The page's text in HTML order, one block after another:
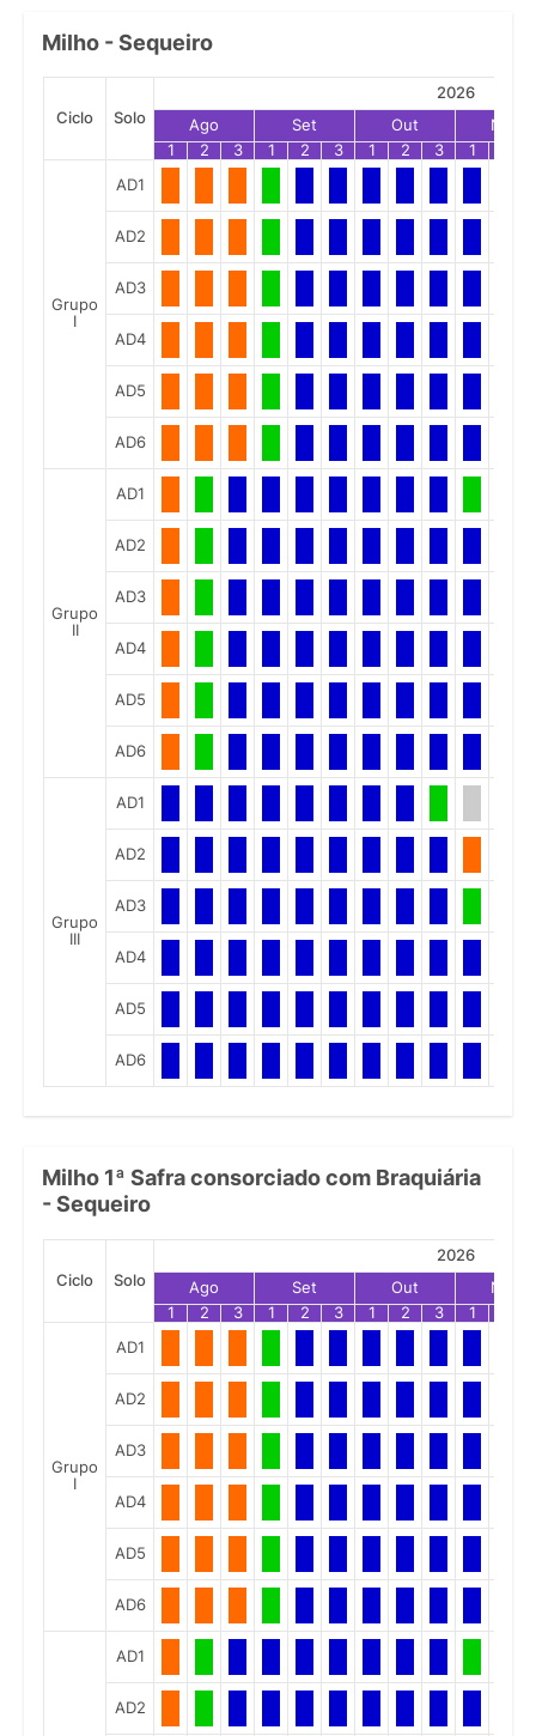
Milho - Sequeiro
Ciclo Solo
2026
Ago
Set Out
Nov
1
2 3 1 2 3 1 2 3 1
Grupo
I
AD1
AD2
AD3
AD4
AD5
AD6
Grupo
II
AD1
AD2
AD3
AD4
AD5
AD6
Grupo
III
AD1
AD2
AD3
AD4
AD5
AD6
Milho 1ª Safra consorciado com Braquiária
- Sequeiro
Ciclo Solo
2026
Ago
Set Out
Nov
1
2 3 1 2 3 1 2 3 1
Grupo
I
AD1
AD2
AD3
AD4
AD5
AD6
AD1
AD2